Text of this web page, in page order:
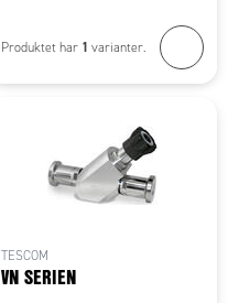
Produktet har 1 varianter.
TESCOM
VN SERIEN